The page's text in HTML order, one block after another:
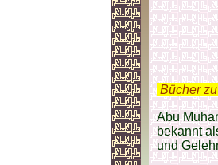
Bücher
Abu
bekannt
und